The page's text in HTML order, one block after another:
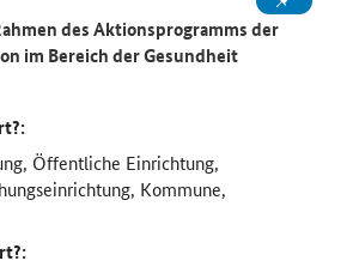
des Aktionsprogramms der
im Bereich der Gesundheit
Öffentliche Einrichtung,
Kommune,